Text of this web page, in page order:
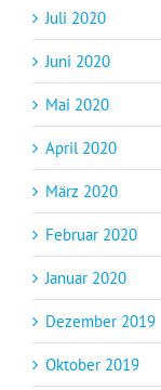
Juli 2020
Juni 2020
Mai 2020
April 2020
März 2020
Februar 2020
Januar 2020
Dezember 2019
Oktober 2019